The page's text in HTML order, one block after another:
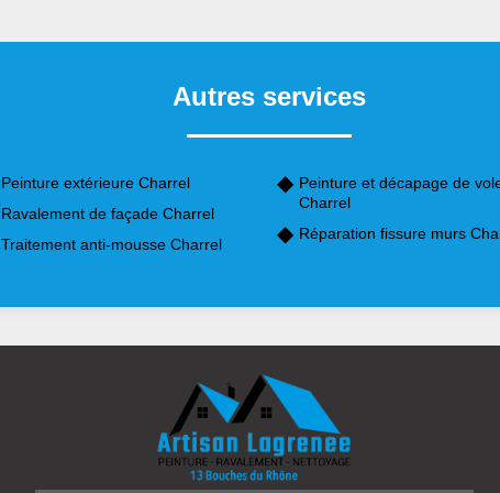
Autres services
Peinture extérieure Charrel
Ravalement de façade Charrel
Traitement anti-mousse Charrel
Peinture et décapage de
Charrel
Réparation fissure murs